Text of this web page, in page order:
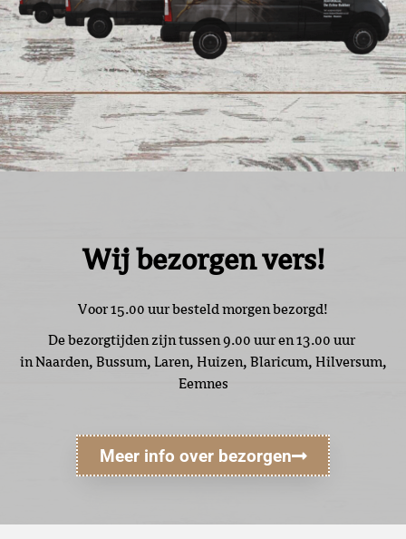
Wij bezorgen vers!
Voor 15.00 uur besteld morgen bezorgd!
De bezorgtijden zijn tussen 9.00 uur en 13.00 uur
in Naarden, Bussum, Laren, Huizen, Blaricum, Hilversum,
Eemnes
Meer info over bezorgen